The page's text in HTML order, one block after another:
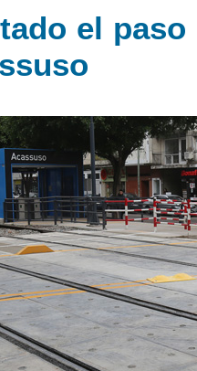
el paso